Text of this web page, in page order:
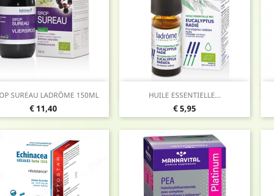
SUREAU LADRÔME 150ML
Prijs
€ 11,40
Snel bekijken HUILE ESSENTIELLE...
Prijs
€ 5,95
 Snel bekijken